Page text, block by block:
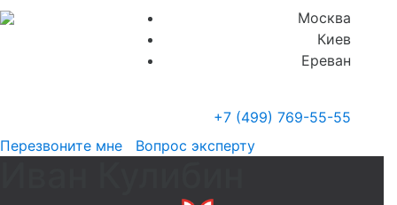
Москва
Киев
Ереван
+7 (499) 769-55-55
Перезвоните мне
Вопрос эксперту